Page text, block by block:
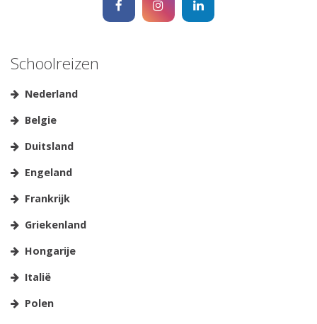
Schoolreizen
Nederland
Belgie
Duitsland
Engeland
Frankrijk
Griekenland
Hongarije
Italië
Polen